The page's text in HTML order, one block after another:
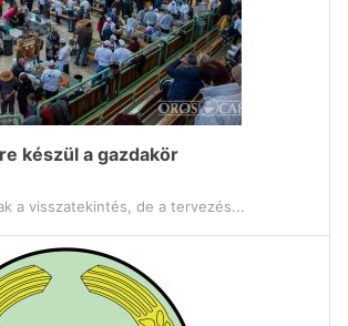
készül a gazdakör
a visszatekintés, de a tervezés...